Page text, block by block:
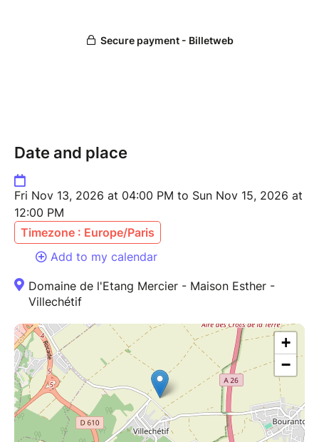
Date and place
Fri Nov 13, 2026 at 04:00 PM to Sun Nov 15, 2026 at
12:00 PM
Timezone : Europe/Paris
Add to my calendar
Domaine de l'Etang Mercier - Maison Esther -
Villechétif
+
−